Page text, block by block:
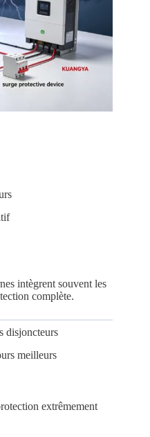
intègrent souvent les
complète.
disjoncteurs
meilleurs
extrêmement